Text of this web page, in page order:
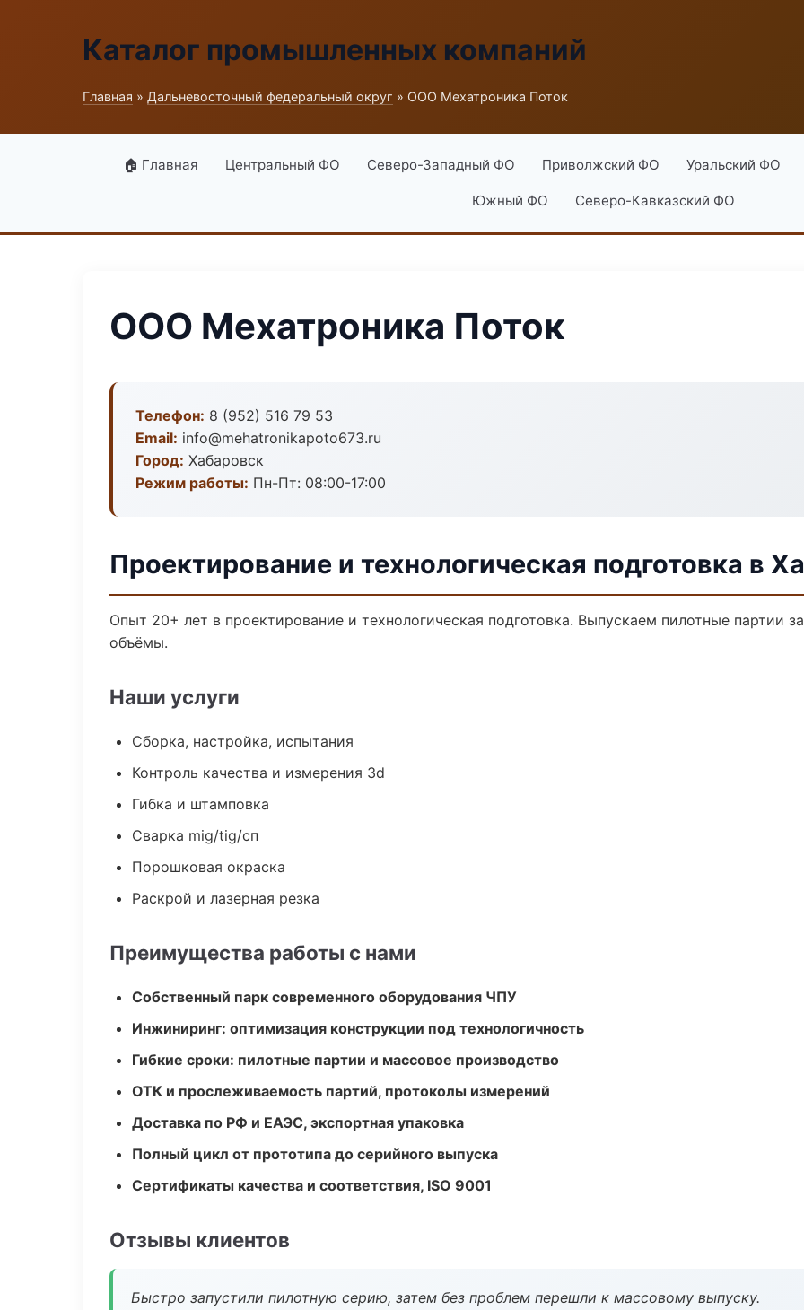
Каталог промышленных компаний
Главная » Дальневосточный федеральный округ » ООО Мехатроника Поток
🏠 Главная Центральный ФО Северо-Западный ФО Приволжский ФО Уральский ФО
Южный ФО Северо-Кавказский ФО
ООО Мехатроника Поток
Телефон: 8 (952) 516 79 53
Email: info@mehatronikapoto673.ru
Город: Хабаровск
Режим работы: Пн-Пт: 08:00-17:00
Проектирование и технологическая подготовка в
Опыт 20+ лет в проектирование и технологическая подготовка. Выпускаем пилотные партии
объёмы.
Наши услуги
Сборка, настройка, испытания
Контроль качества и измерения 3d
Гибка и штамповка
Сварка mig/tig/сп
Порошковая окраска
Раскрой и лазерная резка
Преимущества работы с нами
Собственный парк современного оборудования ЧПУ
Инжиниринг: оптимизация конструкции под технологичность
Гибкие сроки: пилотные партии и массовое производство
ОТК и прослеживаемость партий, протоколы измерений
Доставка по РФ и ЕАЭС, экспортная упаковка
Полный цикл от прототипа до серийного выпуска
Сертификаты качества и соответствия, ISO 9001
Отзывы клиентов
Быстро запустили пилотную серию, затем без проблем перешли к массовому выпуску.